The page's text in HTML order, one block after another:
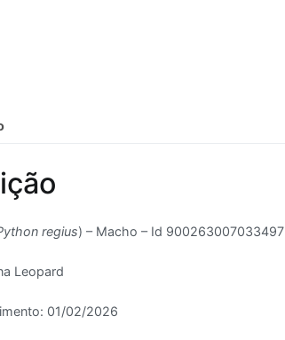
regius) – Macho – Id 900263007033497
Leopard
01/02/2026